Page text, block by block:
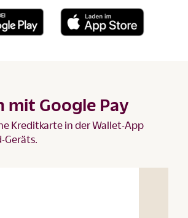
mit Google Pay
Kreditkarte in der Wallet-App
Geräts.